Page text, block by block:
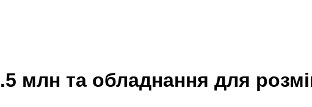
млн та обладнання для